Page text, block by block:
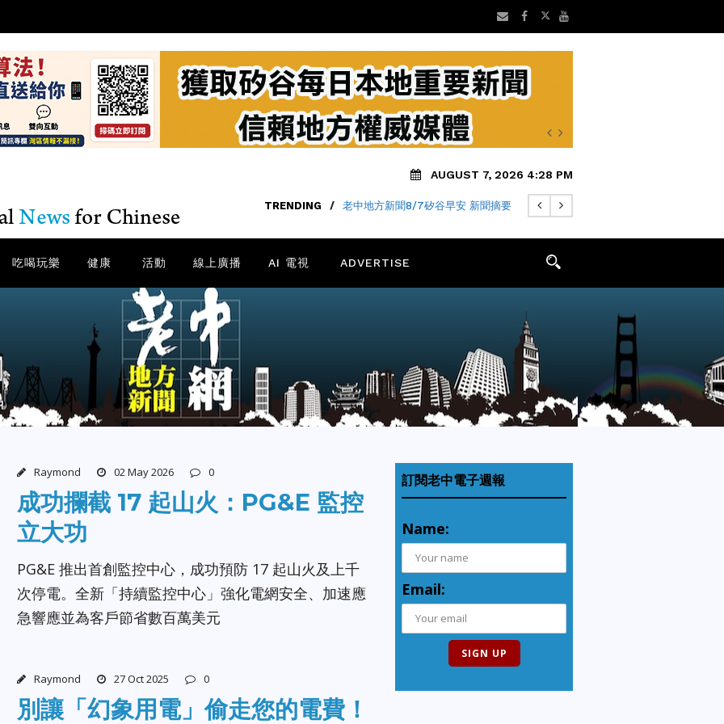
AUGUST 7, 2026 4:28 PM
TRENDING / 老中地方新聞8/7矽谷早安 新聞摘要
吃喝玩樂 健康 活動 線上廣播 AI 電視 ADVERTISE
Raymond 02 May 2026 0
成功攔截 17 起山火：PG&E 監控
立大功
PG&E 推出首創監控中心，成功預防 17 起山火及上千
次停電。全新「持續監控中心」強化電網安全、加速應
急響應並為客戶節省數百萬美元
Raymond 27 Oct 2025 0
別讓「幻象用電」偷走您的電費！
訂閱老中電子週報
Name:
Email: